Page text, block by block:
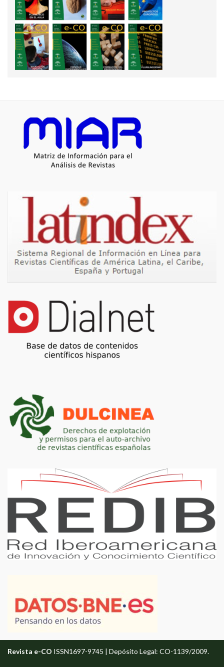
Revista e-CO ISSN1697-9745 | Depósito Legal: CO-1139/2009.